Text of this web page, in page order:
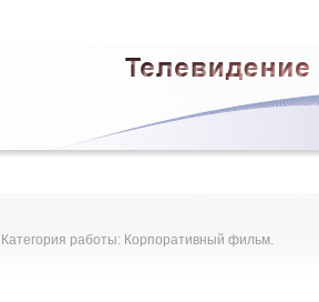
Категория работы: Корпоративный фильм.